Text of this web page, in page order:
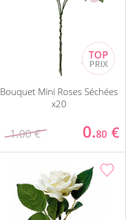
Bouquet Mini Roses Séchées
x20
1.00 € 0.80 €